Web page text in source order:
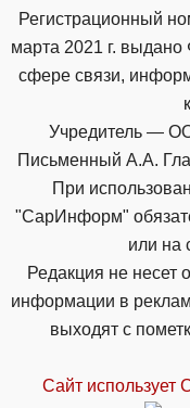
Регистрационный
марта 2021 г.
сфере связи,
Учредитель —
Письменный А.А.
При
"СарИнформ"
или на
Редакция не несет
информации в
выходят с
Сайт использует